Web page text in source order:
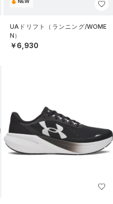
NEW
UAドリフト（ランニング/WOME
N）
￥6,930